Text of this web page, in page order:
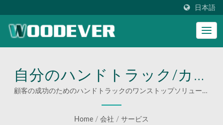
日本語
自分のハンドトラック/カー
ト/トロリーを作りたい、ま
たは大量購入したいです
顧客の成功のためのハンドトラックのワンストップソリューシ
ョンプロバイダー！ | ビジネス向けのカスタムステップラダ
ー
Home / 会社 / サービス